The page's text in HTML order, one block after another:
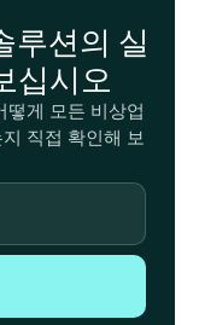
루션의 실
떻게 모든 비상업
직접 확인해 보